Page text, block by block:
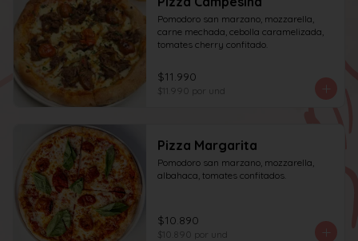
Pomodoro san marzano, mozzarella,
carne mechada, cebolla caramelizada,
tomates cherry confitado.
$11.990
$11.990 por und
Pizza Margarita
Pomodoro san marzano, mozzarella,
albahaca, tomates confitados.
$10.890
$10.890 por und